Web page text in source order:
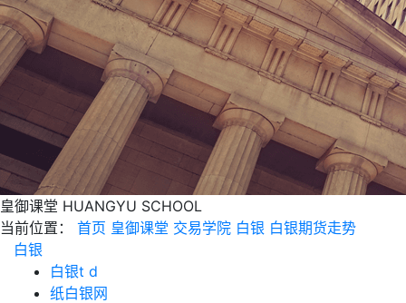
皇御课堂 HUANGYU SCHOOL
当前位置：
首页 皇御课堂 交易学院 白银 白银期货走势
白银
白银t d
纸白银网